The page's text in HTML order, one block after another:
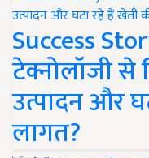
Success
टेक्नोलॉजी
उत्पादन और
लागत?